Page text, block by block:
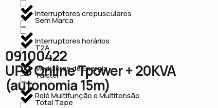
Interruptores crepusculares
Interruptores horários
Medidores de Energia
Relé Multifunção e Multitensão
Sem Marca
T2A
Taistel
Total Tape
09100422
UPS Online Tpower + 20KVA
(autonomia 15m)